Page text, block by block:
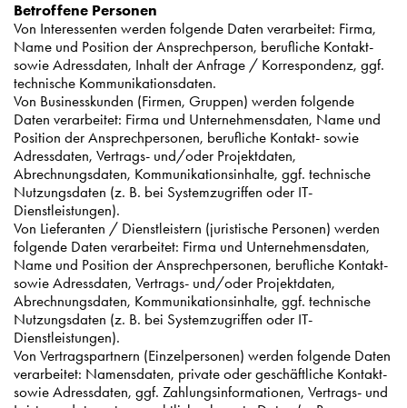
Betroffene Personen
Von Interessenten werden folgende Daten verarbeitet: Firma,
Name und Position der Ansprechperson, berufliche Kontakt-
sowie Adressdaten, Inhalt der Anfrage / Korrespondenz, ggf.
technische Kommunikationsdaten.
Von Businesskunden (Firmen, Gruppen) werden folgende
Daten verarbeitet: Firma und Unternehmensdaten, Name und
Position der Ansprechpersonen, berufliche Kontakt- sowie
Adressdaten, Vertrags- und/oder Projektdaten,
Abrechnungsdaten, Kommunikationsinhalte, ggf. technische
Nutzungsdaten (z. B. bei Systemzugriffen oder IT-
Dienstleistungen).
Von Lieferanten / Dienstleistern (juristische Personen) werden
folgende Daten verarbeitet: Firma und Unternehmensdaten,
Name und Position der Ansprechpersonen, berufliche Kontakt-
sowie Adressdaten, Vertrags- und/oder Projektdaten,
Abrechnungsdaten, Kommunikationsinhalte, ggf. technische
Nutzungsdaten (z. B. bei Systemzugriffen oder IT-
Dienstleistungen).
Von Vertragspartnern (Einzelpersonen) werden folgende Daten
verarbeitet: Namensdaten, private oder geschäftliche Kontakt-
sowie Adressdaten, ggf. Zahlungsinformationen, Vertrags- und